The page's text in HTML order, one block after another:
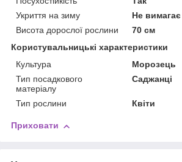
Укриття на зиму
Не вимагає
Висота дорослої рослини
70 см
Користувальницькі характеристики
Культура
Морозець
Тип посадкового
матеріалу
Саджанці
Тип рослини Квіти
Приховати